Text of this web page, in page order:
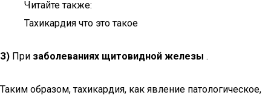
Читайте также:
Тахикардия что это такое
З) При заболеваниях щитовидной железы .
Таким образом, тахикардия, как явление патологическое,